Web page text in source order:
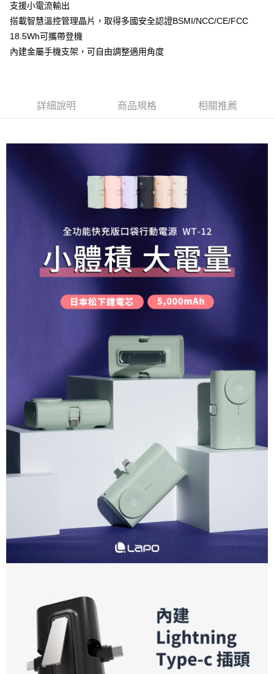
支援小電流輸出
搭載智慧溫控管理晶片，取得多國安全認證BSMI/NCC/CE/FCC
18.5Wh可攜帶登機
內建金屬手機支架，可自由調整適用角度
詳細說明 商品規格 相關推薦